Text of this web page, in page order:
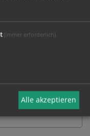
(immer erforderlich)
Alle akzeptieren